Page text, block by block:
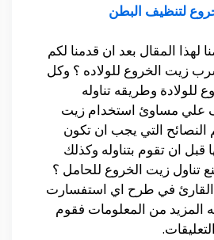
لتنظيف البطن
لهذا المقال بعد ان قدمنا لكم
زيت الخروع للولاده ؟ وكل
للولادة وطريقه تناوله
علي مساوئ استخدام زيت
النصائح التي يجب ان تكون
قبل ان تقوم بتناوله وكذلك
تناول زيت الخروع للحامل ؟
القارئ في طرح اي استفسارت
المزيد من المعلومات فقوم